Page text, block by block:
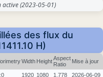
active(2023-05-01)
des flux du
H)
Width HeightAspect
Ratio
Mise à jour
1920 1080 1.778 2026-06-09